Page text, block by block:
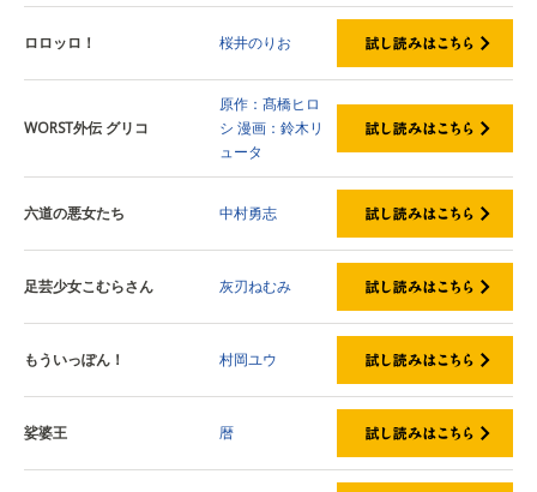
ロロッロ！ 桜井のりお
WORST外伝 グリコ
原作：髙橋ヒロ
シ 漫画：鈴木リ
ュータ
六道の悪女たち 中村勇志
足芸少女こむらさん 灰刃ねむみ
もういっぽん！ 村岡ユウ
娑婆王 暦